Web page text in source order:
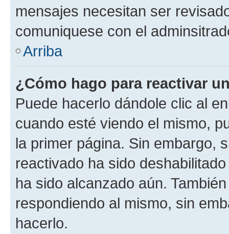
mensajes necesitan ser
comuniquese con el
Arriba
¿Cómo hago para reactivar
Puede hacerlo dándole clic al
cuando esté viendo el mismo,
la primer página. Sin embargo,
reactivado ha sido
ha sido alcanzado aún.
respondiendo al mismo, sin
hacerlo.